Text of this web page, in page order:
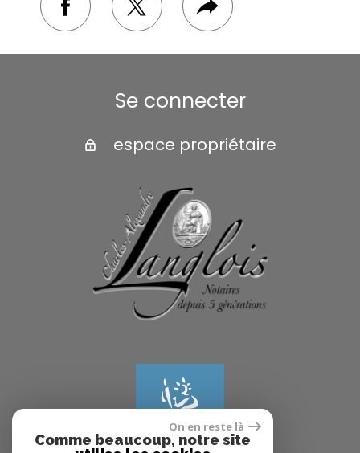
facebooktwitterPlus
de
partage
Se connecter
espace propriétaire
On en reste là
Comme beaucoup, notre site